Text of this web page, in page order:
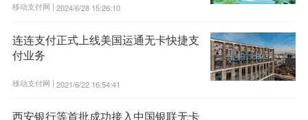
移动支付网 | 2024/6/28 15:26:10
连连支付正式上线美国运通无卡快捷支
付业务
移动支付网 | 2021/6/22 16:54:41
西安银行等首批成功接入中国银联无卡